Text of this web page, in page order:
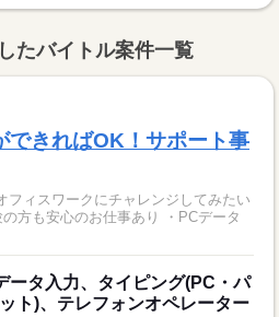
たバイトル案件一覧
きればOK！サポート事
フィスワークにチャレンジしてみたい
方も安心のお仕事あり ・PCデータ
ータ入力、タイピング(PC・パ
ト)、テレフォンオペレーター